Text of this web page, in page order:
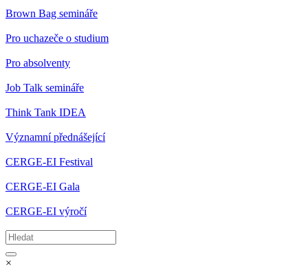
Brown Bag semináře
Pro uchazeče o studium
Pro absolventy
Job Talk semináře
Think Tank IDEA
Významní přednášející
CERGE-EI Festival
CERGE-EI Gala
CERGE-EI výročí
×